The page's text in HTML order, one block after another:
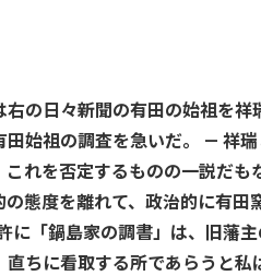
右の日々新聞の有田の始祖を祥
田始祖の調査を急いだ。 — 祥
れを否定するものの一説だも
態度を離れて、政治的に有田
に「鍋島家の調書」は、旧藩
ちに看取する所であらうと私